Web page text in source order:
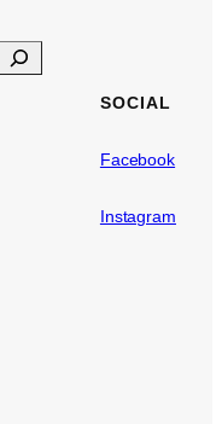
SOCIAL
Facebook
Instagram